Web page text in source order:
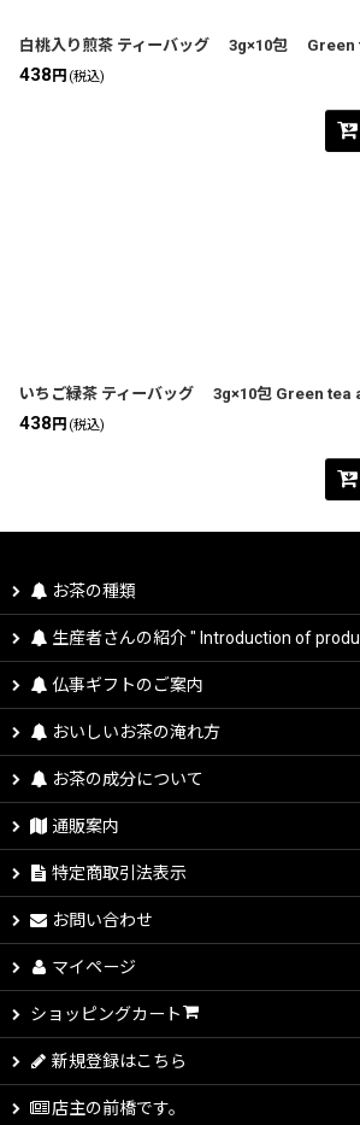
白桃入り煎茶 ティーバッグ 3g×10包 Green
438円 (税込)
いちご緑茶 ティーバッグ 3g×10包 Green
438円 (税込)
お茶の種類
生産者さんの紹介 " Introduction of
仏事ギフトのご案内
おいしいお茶の淹れ方
お茶の成分について
通販案内
特定商取引法表示
お問い合わせ
マイページ
ショッピングカート
新規登録はこちら
店主の前橋です。